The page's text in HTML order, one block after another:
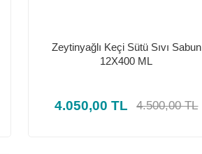
Zeytinyağlı Keçi Sütü Sıvı Sabun
12X400 ML
4.050,00 TL 4.500,00 TL